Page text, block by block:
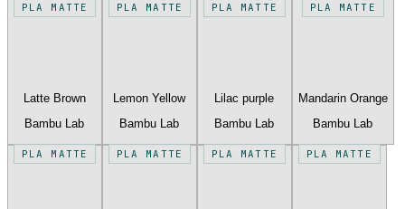
PLA MATTE
Latte Brown
Bambu Lab
PLA MATTE
Lemon Yellow
Bambu Lab
PLA MATTE
Lilac purple
Bambu Lab
PLA MATTE
Mandarin Orange
Bambu Lab
PLA MATTE PLA MATTE PLA MATTE PLA MATTE